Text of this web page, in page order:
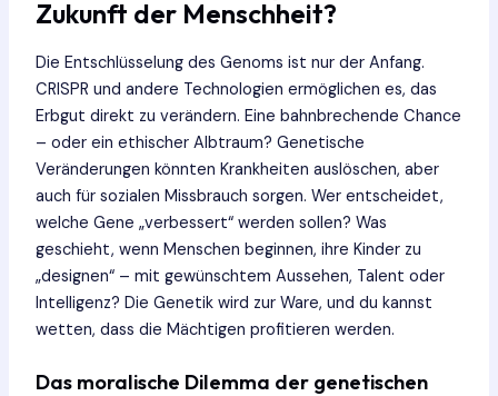
Zukunft der Menschheit?
Die Entschlüsselung des Genoms ist nur der Anfang.
CRISPR und andere Technologien ermöglichen es, das
Erbgut direkt zu verändern. Eine bahnbrechende Chance
– oder ein ethischer Albtraum? Genetische
Veränderungen könnten Krankheiten auslöschen, aber
auch für sozialen Missbrauch sorgen. Wer entscheidet,
welche Gene „verbessert“ werden sollen? Was
geschieht, wenn Menschen beginnen, ihre Kinder zu
„designen“ – mit gewünschtem Aussehen, Talent oder
Intelligenz? Die Genetik wird zur Ware, und du kannst
wetten, dass die Mächtigen profitieren werden.
Das moralische Dilemma der genetischen